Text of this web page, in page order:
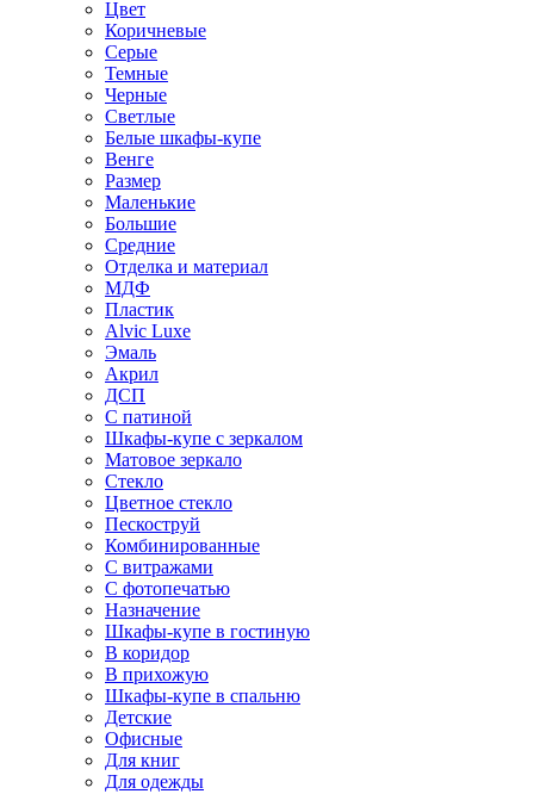
Цвет
Коричневые
Серые
Темные
Черные
Светлые
Белые шкафы-купе
Венге
Размер
Маленькие
Большие
Средние
Отделка и материал
МДФ
Пластик
Alvic Luxe
Эмаль
Акрил
ДСП
С патиной
Шкафы-купе с зеркалом
Матовое зеркало
Стекло
Цветное стекло
Пескоструй
Комбинированные
С витражами
С фотопечатью
Назначение
Шкафы-купе в гостиную
В коридор
В прихожую
Шкафы-купе в спальню
Детские
Офисные
Для книг
Для одежды